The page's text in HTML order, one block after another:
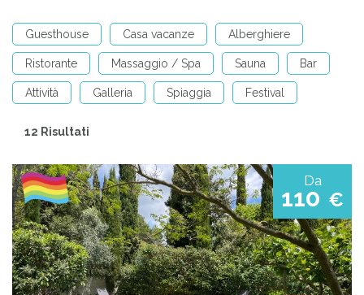
Guesthouse Casa vacanze Alberghiere
Ristorante Massaggio / Spa Sauna Bar
Attività Galleria Spiaggia Festival
12 Risultati
Da
110 €